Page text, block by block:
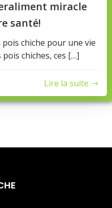
miracle
santé!
chiche pour une vie
pois chiches, ces […]
Lire la suite